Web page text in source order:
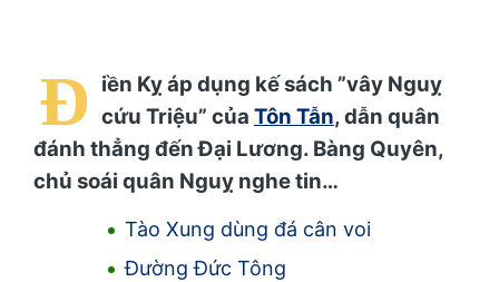
Đ
iền Kỵ áp dụng kế sách ”vây Nguỵ
cứu Triệu” của Tôn Tẫn, dẫn quân
đánh thẳng đến Đại Lương. Bàng Quyên,
chủ soái quân Nguỵ nghe tin…
Tào Xung dùng đá cân voi
Đường Đức Tông